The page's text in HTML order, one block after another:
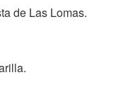
de Las Lomas.